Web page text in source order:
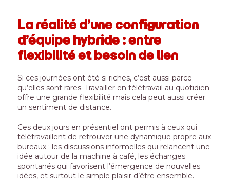
La réalité d’une configuration
d’équipe hybride : entre
flexibilité et besoin de lien
Si ces journées ont été si riches, c’est aussi parce
qu’elles sont rares. Travailler en télétravail au quotidien
offre une grande flexibilité mais cela peut aussi créer
un sentiment de distance.
Ces deux jours en présentiel ont permis à ceux qui
télétravaillent de retrouver une dynamique propre aux
bureaux : les discussions informelles qui relancent une
idée autour de la machine à café, les échanges
spontanés qui favorisent l’émergence de nouvelles
idées, et surtout le simple plaisir d’être ensemble.